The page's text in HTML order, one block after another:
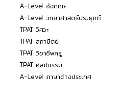
A-Level อังกฤษ
A-Level วิทยาศาสตร์ประยุกต์
TPAT วิศวะ
TPAT สถาปัตย์
TPAT วิชาชีพครู
TPAT ศิลปกรรม
A-Level ภาษาต่างประเทศ